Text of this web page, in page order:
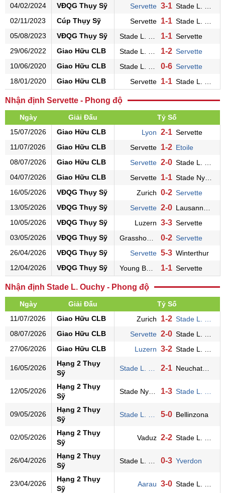
04/02/2024
VĐQG Thụy Sỹ Servette 3-1
02/11/2023
Cúp Thụy Sỹ Servette 1-1
05/08/2023
VĐQG Thụy Sỹ 1-1 Servette
29/06/2022
Giao Hữu CLB 1-2 Servette
10/06/2020
Giao Hữu CLB 0-6 Servette
18/01/2020
Giao Hữu CLB Servette 1-1
Nhận định Servette - Phong độ
Ngày Giải Đấu
Tỷ Số
15/07/2026
Giao Hữu CLB Lyon 2-1 Servette
11/07/2026
Giao Hữu CLB Servette 1-2 Etoile
08/07/2026
Giao Hữu CLB Servette 2-0
04/07/2026
Giao Hữu CLB Servette 1-1
16/05/2026
VĐQG Thụy Sỹ Zurich 0-2 Servette
13/05/2026
VĐQG Thụy Sỹ Servette 2-0
10/05/2026
VĐQG Thụy Sỹ Luzern 3-3 Servette
03/05/2026
VĐQG Thụy Sỹ 0-2 Servette
26/04/2026
VĐQG Thụy Sỹ Servette 5-3 Winterthur
12/04/2026
VĐQG Thụy Sỹ 1-1 Servette
Nhận định Stade L. Ouchy - Phong độ
Ngày Giải Đấu
Tỷ Số
11/07/2026
Giao Hữu CLB Zurich 1-2
08/07/2026
Giao Hữu CLB Servette 2-0
27/06/2026
Giao Hữu CLB Luzern 3-2
16/05/2026
Hạng 2 Thụy
Sỹ
2-1
12/05/2026
Hạng 2 Thụy
Sỹ
1-3
09/05/2026
Hạng 2 Thụy
Sỹ
5-0 Bellinzona
02/05/2026
Hạng 2 Thụy
Sỹ
Vaduz 2-2
26/04/2026
Hạng 2 Thụy
Sỹ
0-3 Yverdon
23/04/2026
Hạng 2 Thụy
Sỹ
Aarau 3-0